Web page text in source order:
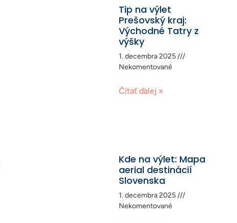
Tip na výlet
Prešovský kraj:
Východné Tatry z
výšky
1. decembra 2025
Nekomentované
Čítať ďalej »
Kde na výlet: Mapa
aerial destinácií
Slovenska
1. decembra 2025
Nekomentované